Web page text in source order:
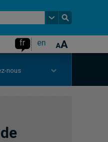
fr en
nous